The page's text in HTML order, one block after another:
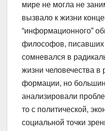
мире не могла не
вызвало к жизни
“информационного”
философов, писавших
сомневался в
жизни человечества в
формации, но
анализировали
то с политической,
социальной точки